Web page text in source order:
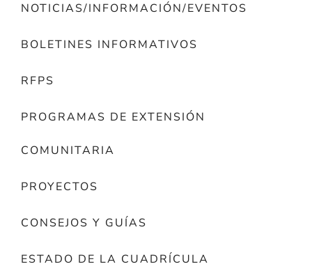
NOTICIAS/INFORMACIÓN/EVENTOS
BOLETINES INFORMATIVOS
RFPS
PROGRAMAS DE EXTENSIÓN
COMUNITARIA
PROYECTOS
CONSEJOS Y GUÍAS
ESTADO DE LA CUADRÍCULA